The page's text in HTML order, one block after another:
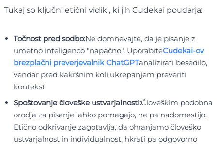
Tukaj so ključni etični vidiki, ki jih Cudekai poudarja:
Točnost pred sodbo:Ne domnevajte, da je pisanje z
umetno inteligenco "napačno". UporabiteCudekai-ov
brezplačni preverjevalnik ChatGPTanalizirati besedilo,
vendar pred kakršnim koli ukrepanjem preveriti
kontekst.
Spoštovanje človeške ustvarjalnosti:Človeškim podobna
orodja za pisanje lahko pomagajo, ne pa nadomestijo.
Etično odkrivanje zagotavlja, da ohranjamo človeško
ustvarjalnost in individualnost, hkrati pa odgovorno